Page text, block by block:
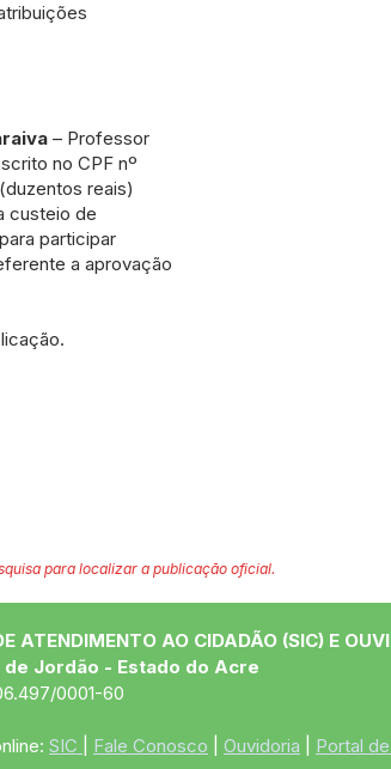
– Professor
no CPF nº
reais)
custeio de
participar
a aprovação
para localizar a publicação oficial.
ATENDIMENTO AO CIDADÃO (SIC) E
Jordão - Estado do Acre
0001-60
SIC Fale Conosco Ouvidoria Portal